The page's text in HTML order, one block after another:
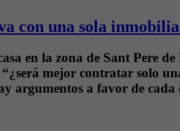
con una sola
en la zona de Sant Pere
mejor contratar solo
argumentos a favor de